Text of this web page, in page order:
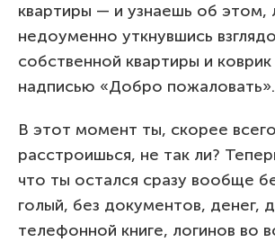
квартиры — и узнаешь об этом,
недоуменно уткнувшись
собственной квартиры и
надписью «Добро пожаловать».
В этот момент ты, скорее
расстроишься, не так ли?
что ты остался сразу вообще
голый, без документов, денег,
телефонной книге, логинов во